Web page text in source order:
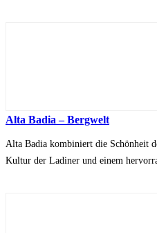
Alta Badia – Bergwelt
Alta Badia kombiniert die Schönheit
Kultur der Ladiner und einem